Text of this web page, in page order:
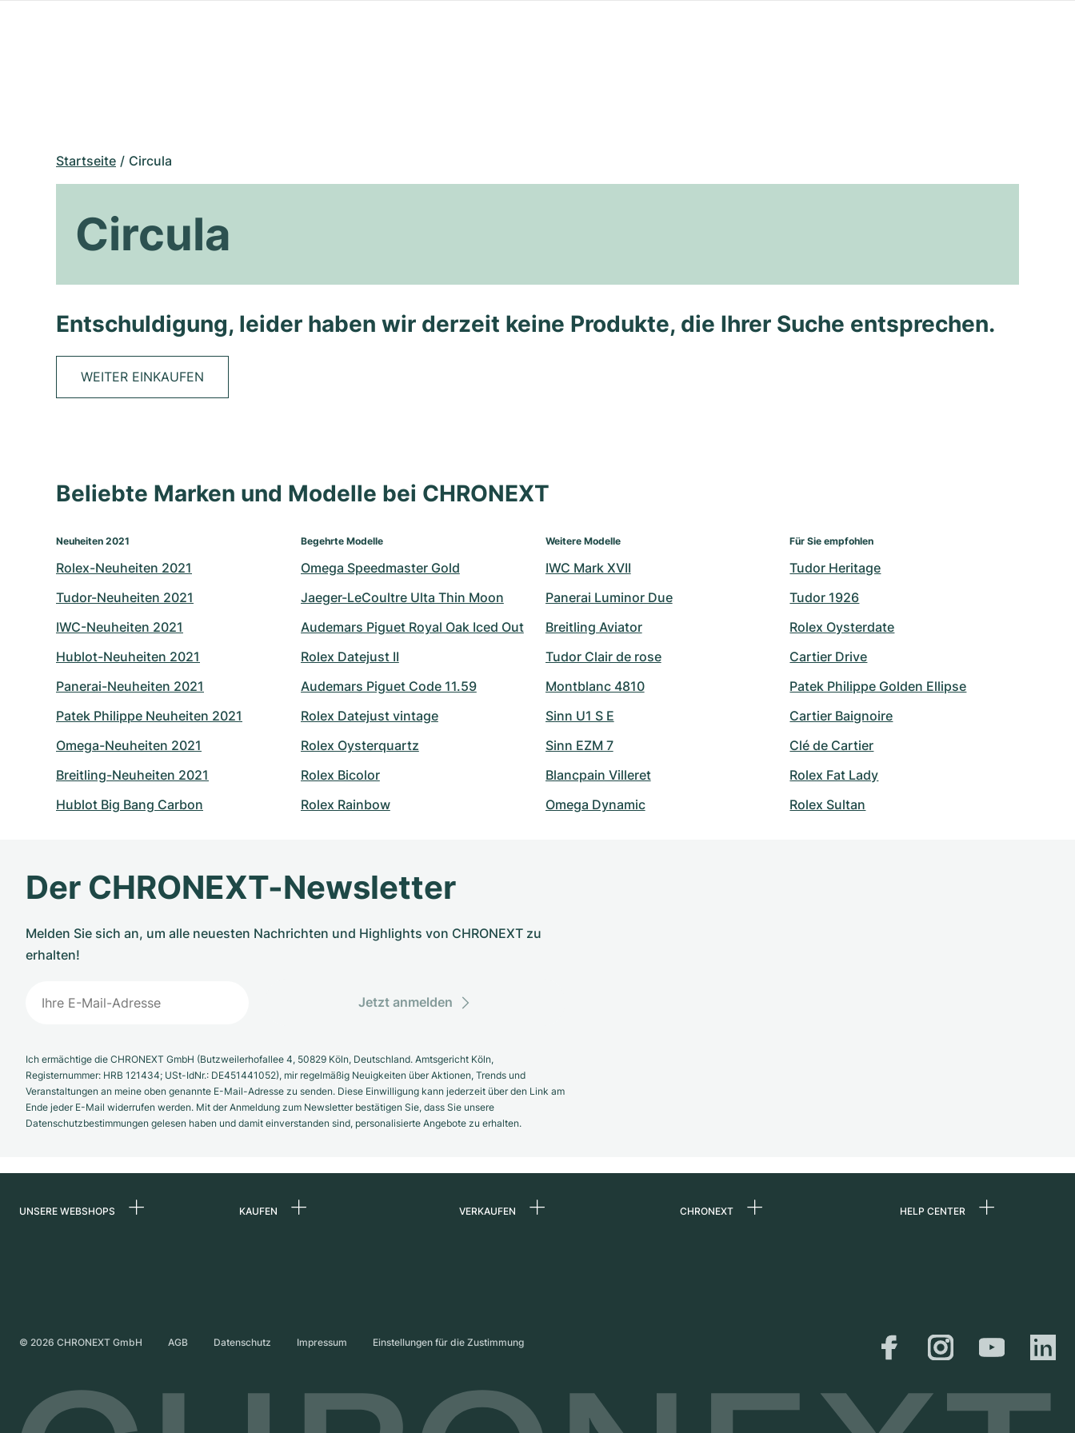
Startseite Circula
Circula
Entschuldigung, leider haben wir derzeit keine Produkte, die Ihrer Suche entsprechen.
WEITER EINKAUFEN
Beliebte Marken und Modelle bei CHRONEXT
Neuheiten 2021
Rolex-Neuheiten 2021
Tudor-Neuheiten 2021
IWC-Neuheiten 2021
Hublot-Neuheiten 2021
Panerai-Neuheiten 2021
Patek Philippe Neuheiten 2021
Omega-Neuheiten 2021
Breitling-Neuheiten 2021
Hublot Big Bang Carbon
Begehrte Modelle
Omega Speedmaster Gold
Jaeger-LeCoultre Ulta Thin Moon
Audemars Piguet Royal Oak Iced Out
Rolex Datejust II
Audemars Piguet Code 11.59
Rolex Datejust vintage
Rolex Oysterquartz
Rolex Bicolor
Rolex Rainbow
Weitere Modelle
IWC Mark XVII
Panerai Luminor Due
Breitling Aviator
Tudor Clair de rose
Montblanc 4810
Sinn U1 S E
Sinn EZM 7
Blancpain Villeret
Omega Dynamic
Für Sie empfohlen
Tudor Heritage
Tudor 1926
Rolex Oysterdate
Cartier Drive
Patek Philippe Golden Ellipse
Cartier Baignoire
Clé de Cartier
Rolex Fat Lady
Rolex Sultan
Der CHRONEXT-Newsletter
Melden Sie sich an, um alle neuesten Nachrichten und Highlights von CHRONEXT zu
erhalten!
Jetzt anmelden
Ich ermächtige die CHRONEXT GmbH (Butzweilerhofallee 4, 50829 Köln, Deutschland. Amtsgericht Köln,
Registernummer: HRB 121434; USt-IdNr.: DE451441052), mir regelmäßig Neuigkeiten über Aktionen, Trends und
Veranstaltungen an meine oben genannte E-Mail-Adresse zu senden. Diese Einwilligung kann jederzeit über den Link am
Ende jeder E-Mail widerrufen werden. Mit der Anmeldung zum Newsletter bestätigen Sie, dass Sie unsere
Datenschutzbestimmungen gelesen haben und damit einverstanden sind, personalisierte Angebote zu erhalten.
UNSERE WEBSHOPS
Vereinigtes Königreich
KAUFEN VERKAUFEN CHRONEXT HELP CENTER
Versand &
Rückgaberecht
© 2026 CHRONEXT GmbH AGB Datenschutz Impressum Einstellungen für die Zustimmung